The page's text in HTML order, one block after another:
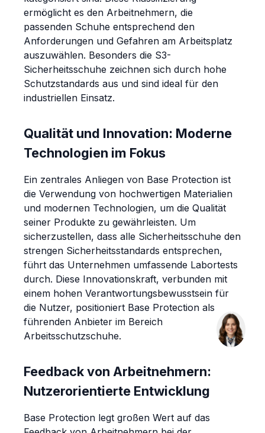
ermöglicht es den Arbeitnehmern, die
passenden Schuhe entsprechend den
Anforderungen und Gefahren am Arbeitsplatz
auszuwählen. Besonders die S3-
Sicherheitsschuhe zeichnen sich durch hohe
Schutzstandards aus und sind ideal für den
industriellen Einsatz.
Qualität und Innovation: Moderne
Technologien im Fokus
Ein zentrales Anliegen von Base Protection ist
die Verwendung von hochwertigen Materialien
und modernen Technologien, um die Qualität
seiner Produkte zu gewährleisten. Um
sicherzustellen, dass alle Sicherheitsschuhe den
strengen Sicherheitsstandards entsprechen,
führt das Unternehmen umfassende Labortests
durch. Diese Innovationskraft, verbunden mit
einem hohen Verantwortungsbewusstsein für
die Nutzer, positioniert Base Protection als
führenden Anbieter im Bereich
Arbeitsschutzschuhe.
Feedback von Arbeitnehmern:
Nutzerorientierte Entwicklung
Base Protection legt großen Wert auf das